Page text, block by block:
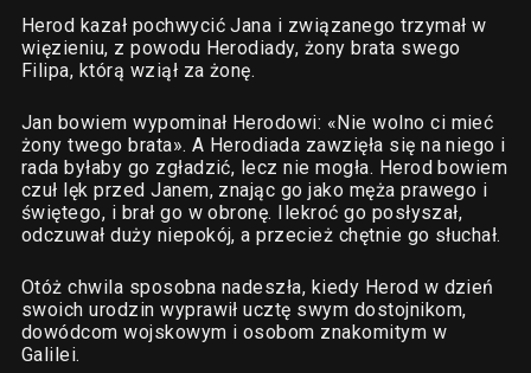
Herod kazał pochwycić Jana i związanego trzymał w
więzieniu, z powodu Herodiady, żony brata swego
Filipa, którą wziął za żonę.
Jan bowiem wypominał Herodowi: «Nie wolno ci mieć
żony twego brata». A Herodiada zawzięła się na niego i
rada byłaby go zgładzić, lecz nie mogła. Herod bowiem
czuł lęk przed Janem, znając go jako męża prawego i
świętego, i brał go w obronę. Ilekroć go posłyszał,
odczuwał duży niepokój, a przecież chętnie go słuchał.
Otóż chwila sposobna nadeszła, kiedy Herod w dzień
swoich urodzin wyprawił ucztę swym dostojnikom,
dowódcom wojskowym i osobom znakomitym w
Galilei.